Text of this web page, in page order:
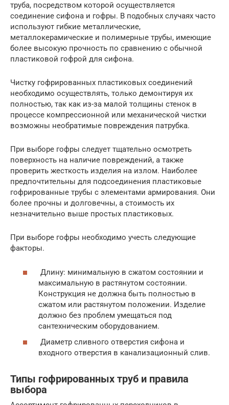
труба, посредством которой осуществляется
соединение сифона и гофры. В подобных случаях часто
используют гибкие металлические,
металлокерамические и полимерные трубы, имеющие
более высокую прочность по сравнению с обычной
пластиковой гофрой для сифона.
Чистку гофрированных пластиковых соединений
необходимо осуществлять, только демонтируя их
полностью, так как из-за малой толщины стенок в
процессе компрессионной или механической чистки
возможны необратимые повреждения патрубка.
При выборе гофры следует тщательно осмотреть
поверхность на наличие повреждений, а также
проверить жесткость изделия на излом. Наиболее
предпочтительны для подсоединения пластиковые
гофрированные трубы с элементами армирования. Они
более прочны и долговечны, а стоимость их
незначительно выше простых пластиковых.
При выборе гофры необходимо учесть следующие
факторы.
Длину: минимальную в сжатом состоянии и
максимальную в растянутом состоянии.
Конструкция не должна быть полностью в
сжатом или растянутом положении. Изделие
должно без проблем умещаться под
сантехническим оборудованием.
Диаметр сливного отверстия сифона и
входного отверстия в канализационный слив.
Типы гофрированных труб и правила
выбора